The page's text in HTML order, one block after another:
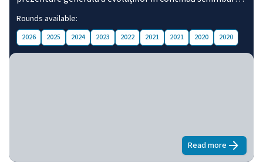
în domeniul vieții și muncii de la începutul pandemiei, prin
măsurile de redresare și într-o perioadă de schimbare
constantă.
Rounds available:
2026 2025 2024 2023 2022 2021 2021 2020 2020
Read moreaboutViața